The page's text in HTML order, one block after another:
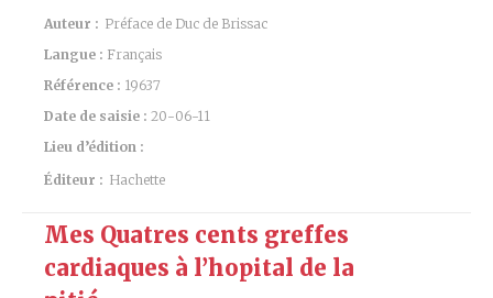
Auteur : Préface de Duc de Brissac
Langue : Français
Référence : 19637
Date de saisie : 20-06-11
Lieu d’édition :
Éditeur : Hachette
Mes Quatres cents greffes
cardiaques à l’hopital de la